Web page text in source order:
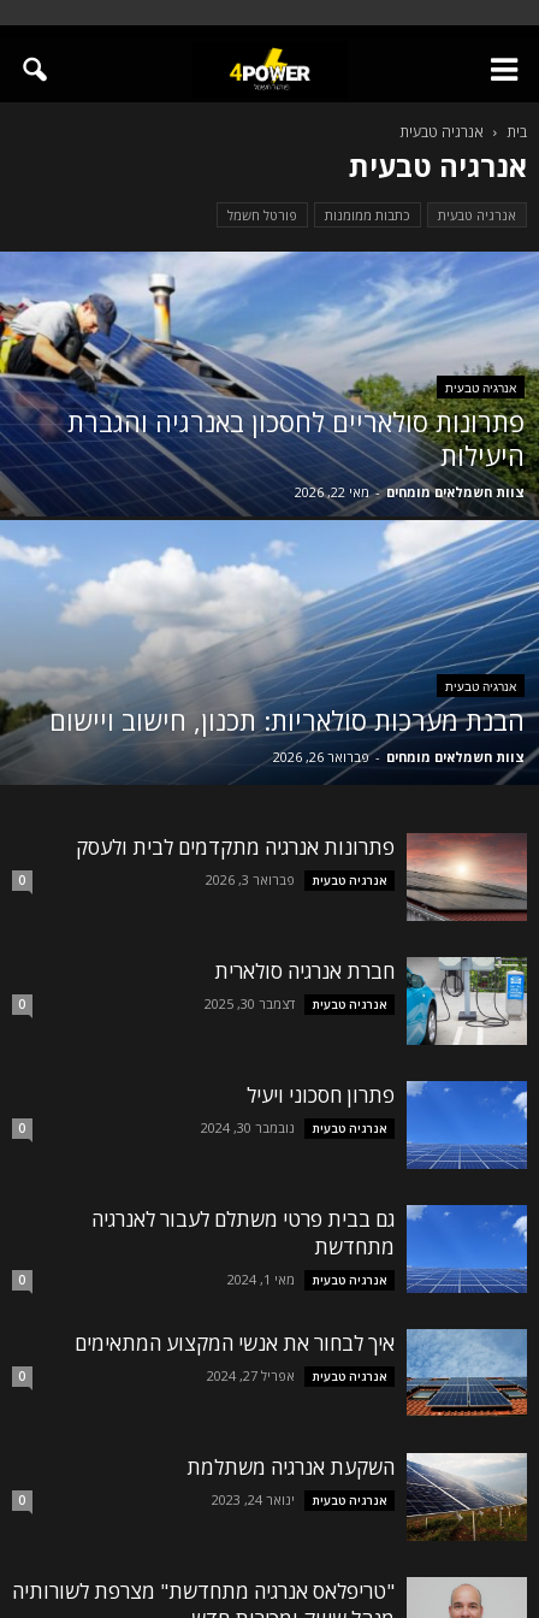
בית אנרגיה טבעית
אנרגיה טבעית
אנרגיה טבעית כתבות ממומנות פורטל חשמל
אנרגיה טבעית
פתרונות סולאריים לחסכון באנרגיה והגברת
היעילות
צוות חשמלאים מומחים - מאי 22, 2026
אנרגיה טבעית
הבנת מערכות סולאריות: תכנון, חישוב ויישום
צוות חשמלאים מומחים - פברואר 26, 2026
פתרונות אנרגיה מתקדמים לבית ולעסק
אנרגיה טבעית פברואר 3, 2026 0
חברת אנרגיה סולארית
אנרגיה טבעית דצמבר 30, 2025 0
פתרון חסכוני ויעיל
אנרגיה טבעית נובמבר 30, 2024 0
גם בבית פרטי משתלם לעבור לאנרגיה
מתחדשת
אנרגיה טבעית מאי 1, 2024 0
איך לבחור את אנשי המקצוע המתאימים
אנרגיה טבעית אפריל 27, 2024 0
השקעת אנרגיה משתלמת
אנרגיה טבעית ינואר 24, 2023 0
"טריפלאס אנרגיה מתחדשת" מצרפת לשורותיה